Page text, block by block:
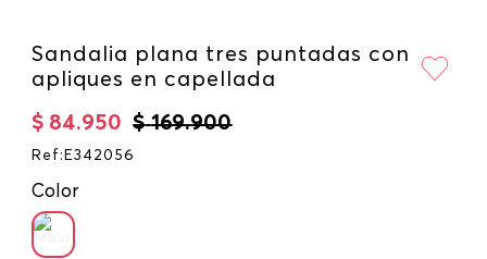
Sandalia plana tres puntadas con
apliques en capellada
$ 169.900
$ 84.950
Ref : E342056
Color